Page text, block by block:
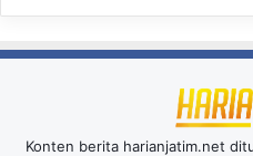
Konten berita harianjatim.net